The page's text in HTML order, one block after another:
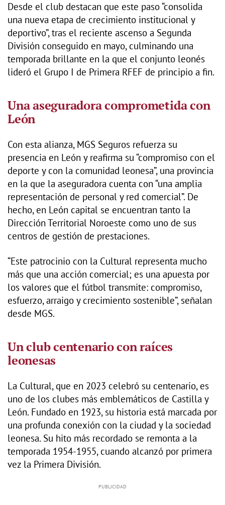
Desde el club destacan que este paso “consolida
una nueva etapa de crecimiento institucional y
deportivo”, tras el reciente ascenso a Segunda
División conseguido en mayo, culminando una
temporada brillante en la que el conjunto leonés
lideró el Grupo I de Primera RFEF de principio a fin.
Una aseguradora comprometida con
León
Con esta alianza, MGS Seguros refuerza su
presencia en León y reafirma su “compromiso con el
deporte y con la comunidad leonesa”, una provincia
en la que la aseguradora cuenta con “una amplia
representación de personal y red comercial”. De
hecho, en León capital se encuentran tanto la
Dirección Territorial Noroeste como uno de sus
centros de gestión de prestaciones.
“Este patrocinio con la Cultural representa mucho
más que una acción comercial; es una apuesta por
los valores que el fútbol transmite: compromiso,
esfuerzo, arraigo y crecimiento sostenible”, señalan
desde MGS.
Un club centenario con raíces
leonesas
La Cultural, que en 2023 celebró su centenario, es
uno de los clubes más emblemáticos de Castilla y
León. Fundado en 1923, su historia está marcada por
una profunda conexión con la ciudad y la sociedad
leonesa. Su hito más recordado se remonta a la
temporada 1954-1955, cuando alcanzó por primera
vez la Primera División.